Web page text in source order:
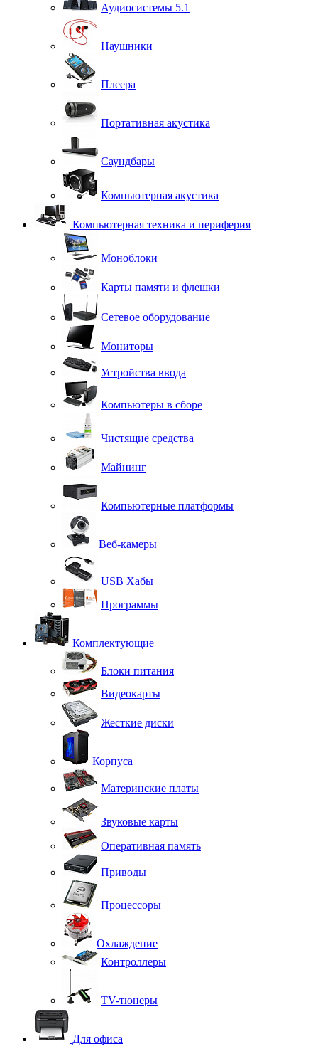
Аудиосистемы 5.1
Наушники
Плеера
Портативная акустика
Саундбары
Компьютерная акустика
Компьютерная техника и периферия
Моноблоки
Карты памяти и флешки
Сетевое оборудование
Мониторы
Устройства ввода
Компьютеры в сборе
Чистящие средства
Майнинг
Компьютерные платформы
Веб-камеры
USB Хабы
Программы
Комплектующие
Блоки питания
Видеокарты
Жесткие диски
Корпуса
Материнские платы
Звуковые карты
Оперативная память
Приводы
Процессоры
Охлаждение
Контроллеры
TV-тюнеры
Для офиса